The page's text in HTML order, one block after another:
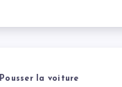
Pousser la voiture